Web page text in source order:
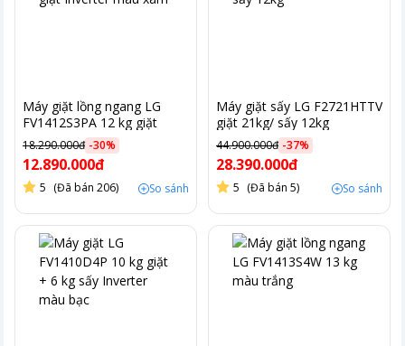
Máy giặt lồng ngang LG
FV1412S3PA 12 kg giặt
Inverter màu xám
18.290.000đ -30%
12.890.000đ
5 (Đã bán 206) So sánh
Máy giặt sấy LG F2721HTTV
giặt 21kg/ sấy 12kg
44.900.000đ -37%
28.390.000đ
5 (Đã bán 5) So sánh